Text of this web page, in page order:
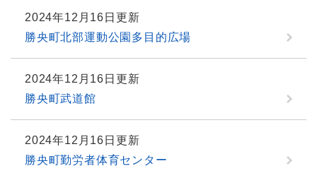
2024年12月16日更新
勝央町北部運動公園多目的広場
2024年12月16日更新
勝央町武道館
2024年12月16日更新
勝央町勤労者体育センター